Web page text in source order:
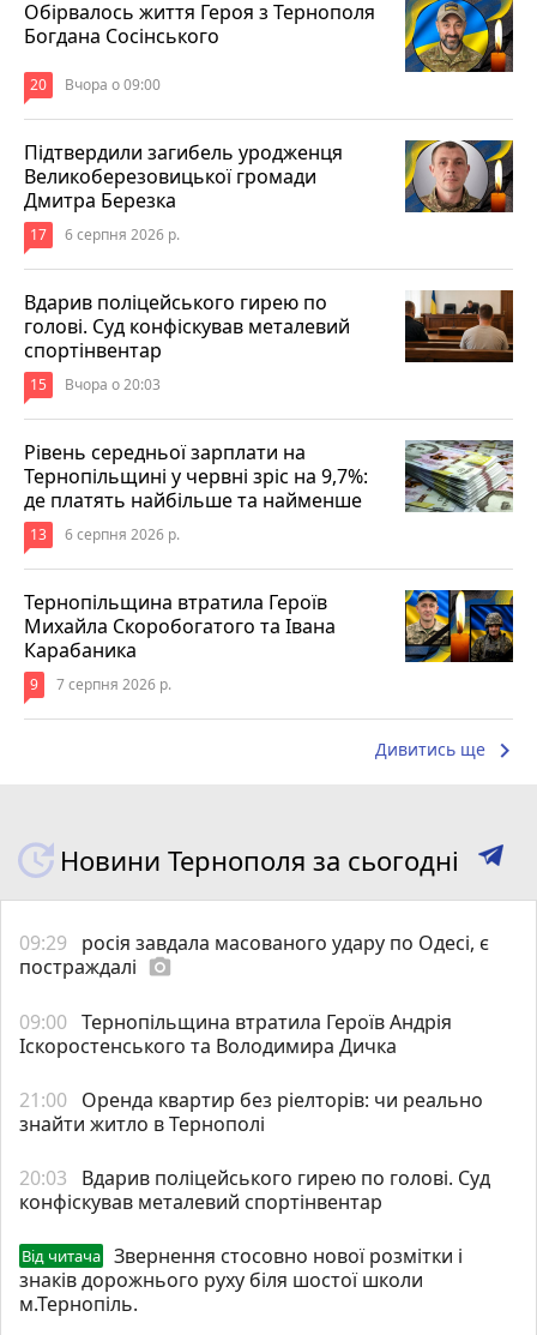
Обірвалось життя Героя з Тернополя
Богдана Сосінського
20 Вчора о 09:00
Підтвердили загибель уродженця
Великоберезовицької громади
Дмитра Березка
17 6 серпня 2026 р.
Вдарив поліцейського гирею по
голові. Суд конфіскував металевий
спортінвентар
15 Вчора о 20:03
Рівень середньої зарплати на
Тернопільщині у червні зріс на 9,7%:
де платять найбільше та найменше
13 6 серпня 2026 р.
Тернопільщина втратила Героїв
Михайла Скоробогатого та Івана
Карабаника
9 7 серпня 2026 р.
Дивитись ще keyboard_arrow_right
Новини Тернополя за сьогодні
09:29
росія завдала масованого удару по Одесі, є
постраждалі photo_camera
09:00 Тернопільщина втратила Героїв Андрія
Іскоростенського та Володимира Дичка
21:00 Оренда квартир без ріелторів: чи реально
знайти житло в Тернополі
20:03
Вдарив поліцейського гирею по голові. Суд
конфіскував металевий спортінвентар
Від читача
Звернення стосовно нової розмітки і
знаків дорожнього руху біля шостої школи
м.Тернопіль.